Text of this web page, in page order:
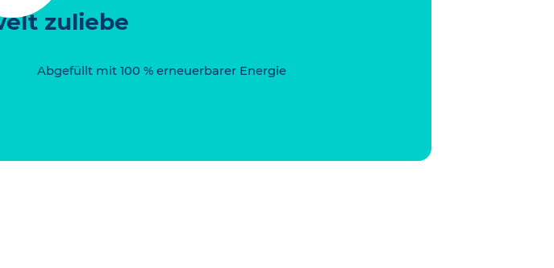
zuliebe
Abgefüllt mit 100 % erneuerbarer Energie